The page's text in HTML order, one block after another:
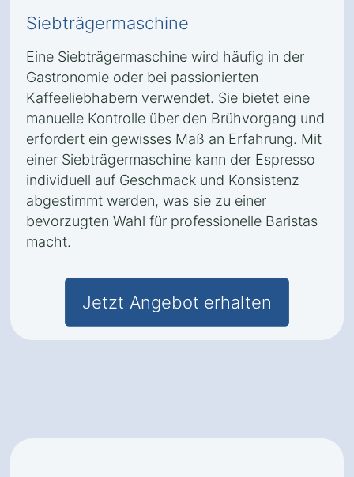
Siebträgermaschine
Eine Siebträgermaschine wird häufig in der
Gastronomie oder bei passionierten
Kaffeeliebhabern verwendet. Sie bietet eine
manuelle Kontrolle über den Brühvorgang und
erfordert ein gewisses Maß an Erfahrung. Mit
einer Siebträgermaschine kann der Espresso
individuell auf Geschmack und Konsistenz
abgestimmt werden, was sie zu einer
bevorzugten Wahl für professionelle Baristas
macht.
Jetzt Angebot erhalten